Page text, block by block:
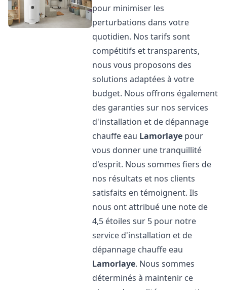
pour minimiser les
perturbations dans votre
quotidien. Nos tarifs sont
compétitifs et transparents,
nous vous proposons des
solutions adaptées à votre
budget. Nous offrons également
des garanties sur nos services
d'installation et de dépannage
chauffe eau Lamorlaye pour
vous donner une tranquillité
d'esprit. Nous sommes fiers de
nos résultats et nos clients
satisfaits en témoignent. Ils
nous ont attribué une note de
4,5 étoiles sur 5 pour notre
service d'installation et de
dépannage chauffe eau
Lamorlaye. Nous sommes
déterminés à maintenir ce